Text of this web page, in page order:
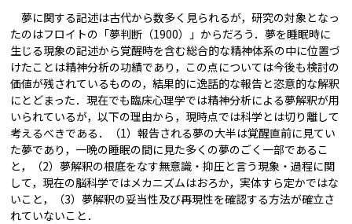
夢に関する記述は古代から数多く見られるが，研究の対象となっ
たのはフロイトの「夢判断（1900）」からだろう．夢を睡眠時に
生じる現象の記述から覚醒時を含む総合的な精神体系の中に位置づ
けたことは精神分析の功績であり，この点については今後も検討の
価値が残されているものの，結果的に逸話的な報告と恣意的な解釈
にとどまった．現在でも臨床心理学では精神分析による夢解釈が用
いられているが，以下の理由から，現時点では科学とは切り離して
考えるべきである．（1）報告される夢の大半は覚醒直前に見てい
た夢であり，一晩の睡眠の間に見た多くの夢のごく一部であるこ
と，（2）夢解釈の根底をなす無意識・抑圧と言う現象・過程に関
して，現在の脳科学ではメカニズムはおろか，実体すら定かではな
いこと，（3）夢解釈の妥当性及び再現性を確認する方法が確立さ
れていないこと．